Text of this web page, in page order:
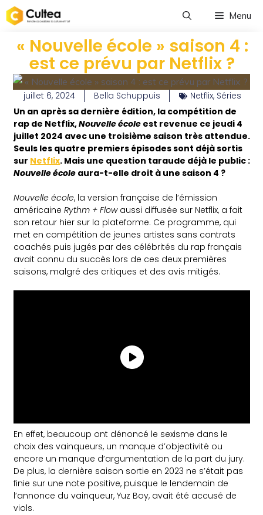
Menu
« Nouvelle école » saison 4 :
est ce prévu par Netflix ?
juillet 6, 2024 Bella Schuppuis Netflix, Séries
Un an après sa dernière édition, la compétition de
rap de Netflix,Nouvelle école est revenue ce jeudi 4
juillet 2024 avec une troisième saison très attendue.
Seuls les quatre premiers épisodes sont déjà sortis
sur Netflix. Mais une question taraude déjà le public :
Nouvelle école aura-t-elle droit à une saison 4 ?
Nouvelle école, la version française de l’émission
américaineRythm + Flowaussi diffusée sur Netflix, a fait
son retour hier sur la plateforme. Ce programme, qui
met en compétition de jeunes artistes sans contrats
coachés puis jugés par des célébrités du rap français
avait connu du succès lors de ces deux premières
saisons, malgré des critiques et des avis mitigés.
En effet, beaucoup ont dénoncé le sexisme dans le
choix des vainqueurs, un manque d’objectivité ou
encore un manque d’argumentation de la part du jury.
De plus, la dernière saison sortie en 2023 ne s’était pas
finie sur une note positive, puisque le lendemain de
l’annonce du vainqueur, Yuz Boy, avait été accusé de
viols.